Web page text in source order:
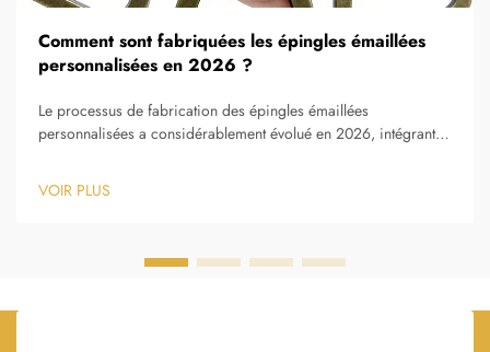
Comment sont fabriquées les épingles émaillées
personnalisées en 2026 ?
Le processus de fabrication des épingles émaillées
personnalisées a considérablement évolué en 2026, intégrant
artisanales qui rendent ces objets de collection si prisés. Les
méthodes modernes de production combinent désormais une
VOIR PLUS